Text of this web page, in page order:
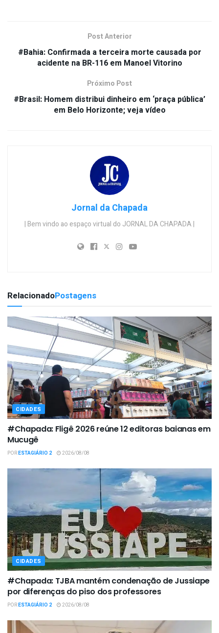
Post Anterior
#Bahia: Confirmada a terceira morte causada por
acidente na BR-116 em Manoel Vitorino
Próximo Post
#Brasil: Homem distribui dinheiro em ‘praça pública’
em Belo Horizonte; veja vídeo
Jornal da Chapada
| Bem vindo ao espaço virtual do JORNAL DA CHAPADA |
RelacionadoPostagens
CIDADES
#Chapada: Fligê 2026 reúne 12 editoras baianas em
Mucugê
PORESTAGIÁRIO 2 2026/08/08
CIDADES
#Chapada: TJBA mantém condenação de Jussiape
por diferenças do piso dos professores
PORESTAGIÁRIO 2 2026/08/08